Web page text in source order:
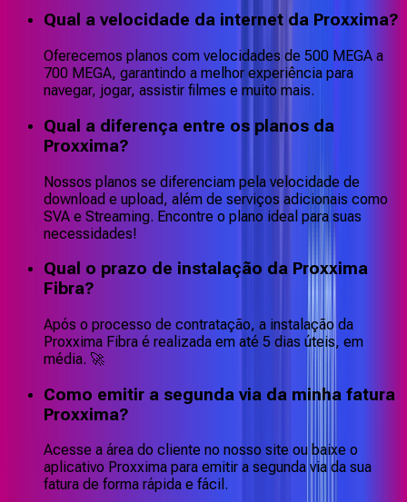
Qual a velocidade da internet da Proxxima?
Oferecemos planos com velocidades de 500 MEGA a
700 MEGA, garantindo a melhor experiência para
navegar, jogar, assistir filmes e muito mais.
Qual a diferença entre os planos da
Proxxima?
Nossos planos se diferenciam pela velocidade de
download e upload, além de serviços adicionais como
SVA e Streaming. Encontre o plano ideal para suas
necessidades!
Qual o prazo de instalação da Proxxima
Fibra?
Após o processo de contratação, a instalação da
Proxxima Fibra é realizada em até 5 dias úteis, em
média. 🚀
Como emitir a segunda via da minha fatura
Proxxima?
Acesse a área do cliente no nosso site ou baixe o
aplicativo Proxxima para emitir a segunda via da sua
fatura de forma rápida e fácil.